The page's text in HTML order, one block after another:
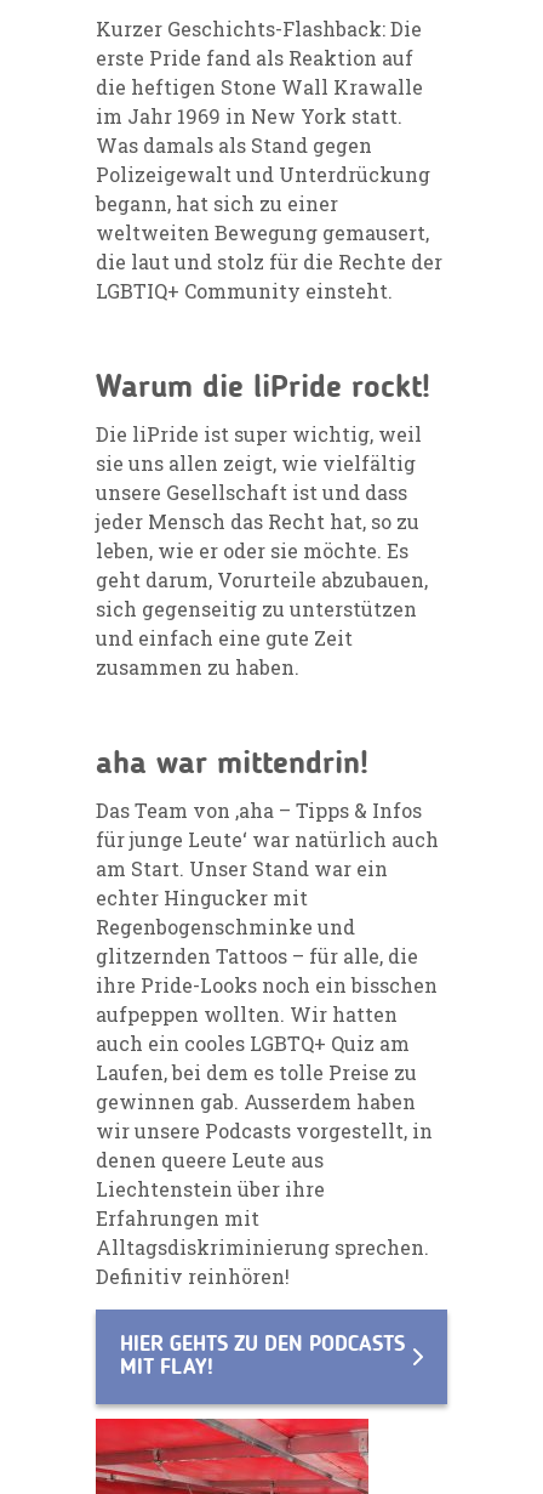
Kurzer Geschichts-Flashback: Die
erste Pride fand als Reaktion auf
die heftigen Stone Wall Krawalle
im Jahr 1969 in New York statt.
Was damals als Stand gegen
Polizeigewalt und Unterdrückung
begann, hat sich zu einer
weltweiten Bewegung gemausert,
die laut und stolz für die Rechte der
LGBTIQ+ Community einsteht.
Warum die liPride rockt!
Die liPride ist super wichtig, weil
sie uns allen zeigt, wie vielfältig
unsere Gesellschaft ist und dass
jeder Mensch das Recht hat, so zu
leben, wie er oder sie möchte. Es
geht darum, Vorurteile abzubauen,
sich gegenseitig zu unterstützen
und einfach eine gute Zeit
zusammen zu haben.
aha war mittendrin!
Das Team von ‚aha – Tipps & Infos
für junge Leute‘ war natürlich auch
am Start. Unser Stand war ein
echter Hingucker mit
Regenbogenschminke und
glitzernden Tattoos – für alle, die
ihre Pride-Looks noch ein bisschen
aufpeppen wollten. Wir hatten
auch ein cooles LGBTQ+ Quiz am
Laufen, bei dem es tolle Preise zu
gewinnen gab. Ausserdem haben
wir unsere Podcasts vorgestellt, in
denen queere Leute aus
Liechtenstein über ihre
Erfahrungen mit
Alltagsdiskriminierung sprechen.
Definitiv reinhören!
HIER GEHTS ZU DEN PODCASTS
MIT FLAY!